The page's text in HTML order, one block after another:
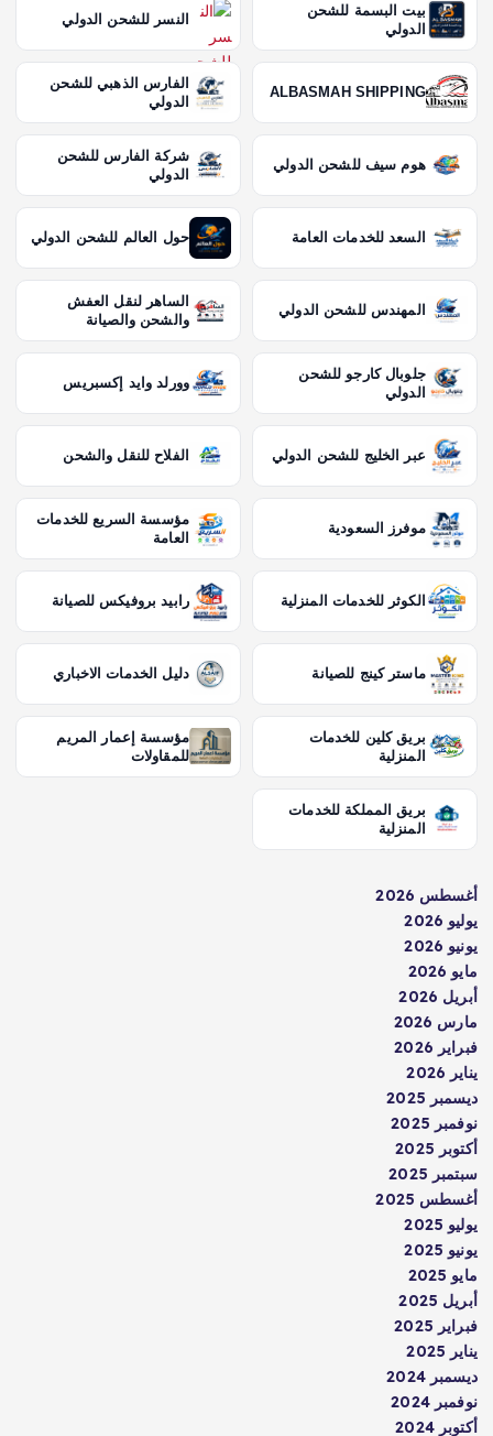
بيت البسمة للشحن
الدولي
النسر للشحن الدولي
ALBASMAH SHIPPING
الفارس الذهبي للشحن
الدولي
هوم سيف للشحن الدولي
شركة الفارس للشحن
الدولي
السعد للخدمات العامة حول العالم للشحن الدولي
المهندس للشحن الدولي
الساهر لنقل العفش
والشحن والصيانة
جلوبال كارجو للشحن
الدولي
وورلد وايد إكسبريس
عبر الخليج للشحن الدولي الفلاح للنقل والشحن
موفرز السعودية
مؤسسة السريع للخدمات
العامة
الكوثر للخدمات المنزلية رابيد بروفيكس للصيانة
ماستر كينج للصيانة دليل الخدمات الاخباري
بريق كلين للخدمات
المنزلية
مؤسسة إعمار المريم
للمقاولات
بريق المملكة للخدمات
المنزلية
أغسطس 2026
يوليو 2026
يونيو 2026
مايو 2026
أبريل 2026
مارس 2026
فبراير 2026
يناير 2026
ديسمبر 2025
نوفمبر 2025
أكتوبر 2025
سبتمبر 2025
أغسطس 2025
يوليو 2025
يونيو 2025
مايو 2025
أبريل 2025
فبراير 2025
يناير 2025
ديسمبر 2024
نوفمبر 2024
أكتوبر 2024